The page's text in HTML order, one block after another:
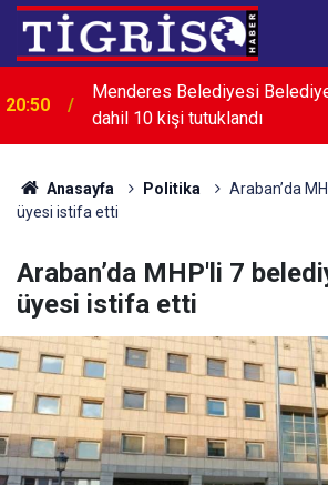
20:50
Menderes Belediyesi
dahil 10 kişi tutuklandı
Anasayfa Politika
Araban’da
üyesi istifa etti
Araban’da MHP'li 7
üyesi istifa etti